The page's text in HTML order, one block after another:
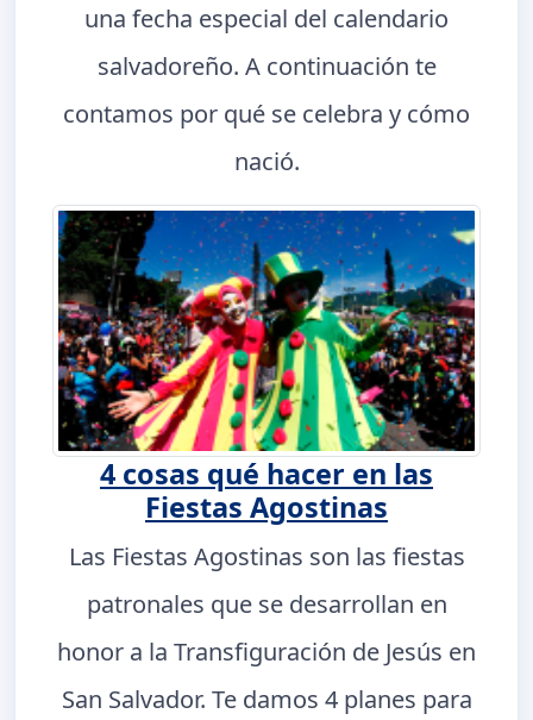
una fecha especial del calendario
salvadoreño. A continuación te
contamos por qué se celebra y cómo
nació.
4 cosas qué hacer en las
Fiestas Agostinas
Las Fiestas Agostinas son las fiestas
patronales que se desarrollan en
honor a la Transfiguración de Jesús en
San Salvador. Te damos 4 planes para